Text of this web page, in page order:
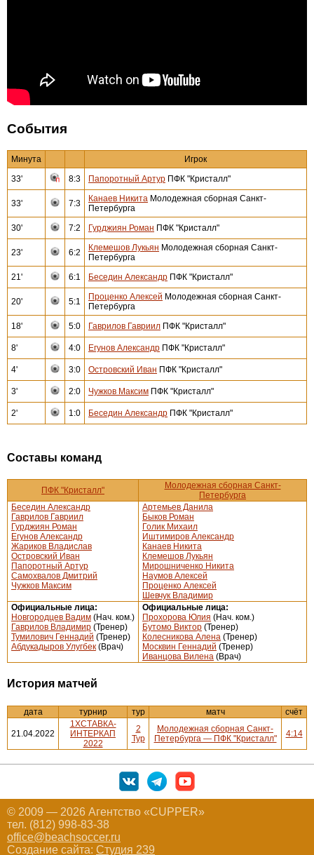
События
Минута
Игрок
33'
8:3 Папоротный Артур ПФК "Кристалл"
33' 7:3 Канаев Никита Молодежная сборная Санкт-
Петербурга
30'
7:2 Гурджиян Роман ПФК "Кристалл"
23' 6:2 Клемешов Лукьян Молодежная сборная Санкт-
Петербурга
21'
6:1 Беседин Александр ПФК "Кристалл"
20' 5:1 Проценко Алексей Молодежная сборная Санкт-
Петербурга
18'
5:0 Гаврилов Гавриил ПФК "Кристалл"
8' 4:0 Егунов Александр ПФК "Кристалл"
4' 3:0 Островский Иван ПФК "Кристалл"
3' 2:0 Чужков Максим ПФК "Кристалл"
2' 1:0 Беседин Александр ПФК "Кристалл"
Составы команд
ПФК "Кристалл"
Молодежная сборная Санкт-
Петербурга
Беседин Александр
Гаврилов Гавриил
Гурджиян Роман
Егунов Александр
Жариков Владислав
Островский Иван
Папоротный Артур
Самохвалов Дмитрий
Чужков Максим
Артемьев Данила
Быков Роман
Голик Михаил
Иштимиров Александр
Канаев Никита
Клемешов Лукьян
Мирошниченко Никита
Наумов Алексей
Проценко Алексей
Шевчук Владимир
Официальные лица:
Новгородцев Вадим (Нач. ком.)
Гаврилов Владимир (Тренер)
Тумилович Геннадий (Тренер)
Абдукадыров Улугбек (Врач)
Официальные лица:
Прохорова Юлия (Нач. ком.)
Бутомо Виктор (Тренер)
Колесникова Алена (Тренер)
Москвин Геннадий (Тренер)
Иванцова Вилена (Врач)
История матчей
дата турнир тур матч счёт
21.04.2022
1ХСТАВКА-
ИНТЕРКАП
2022
2
Тур
Молодежная сборная Санкт-
Петербурга — ПФК "Кристалл"
4:14
© 2009 — 2026 Агентство «CUPPER»
тел. (812) 998-83-38
office@beachsoccer.ru
Создание сайта: Студия 239